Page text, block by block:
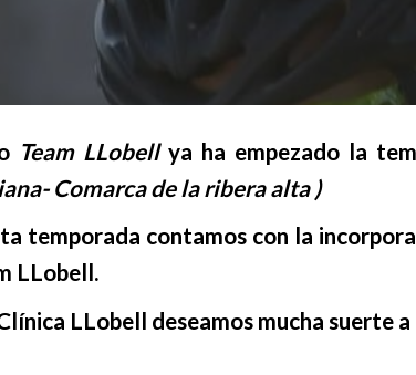
Team LLobellya ha empezado la
Comarca de la ribera alta )
temporada contamos con la
LLobell.
LLobell deseamos mucha suerte